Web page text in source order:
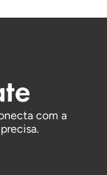
com a